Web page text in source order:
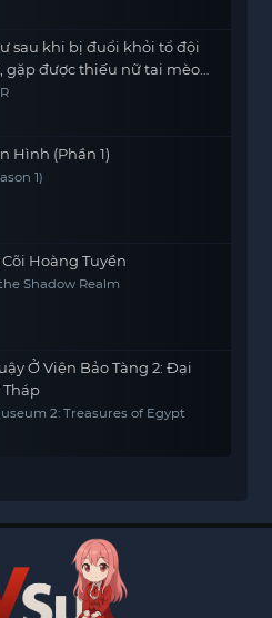
sau khi bị đuổi khỏi tổ đội
gặp được thiếu nữ tai mèo
mạnh nhất
Hình (Phần 1)
1)
Hoàng Tuyền
Shadow Realm
Ở Viện Bảo Tàng 2: Đại
Tháp
2: Treasures of Egypt